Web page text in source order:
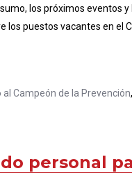
los próximos eventos
puestos vacantes en el
al Campeón de la Prevención,
personal